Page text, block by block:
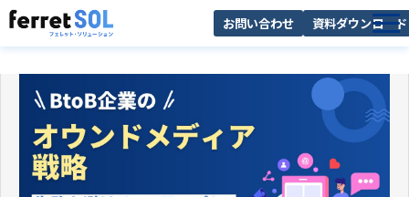
お問い合わせ 資料ダウンロード
サービス一覧
選ばれる理由